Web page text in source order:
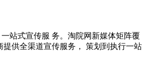
站式宣传服 务。淘院网新媒体矩阵覆
提供全渠道宣传服务， 策划到执行一站